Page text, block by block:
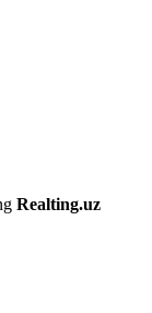
Realting.uz